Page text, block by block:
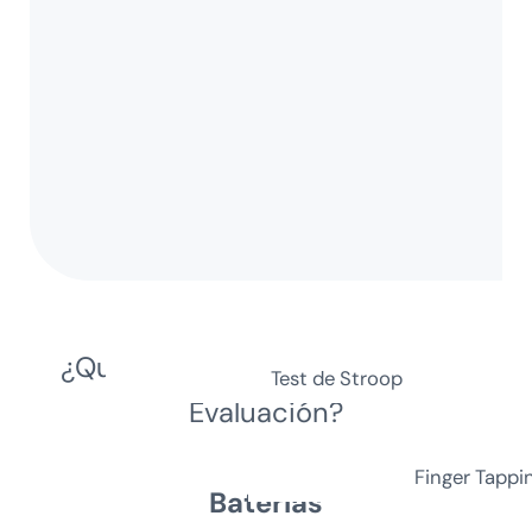
Test de Stroop
Finger
¿Qué encontrarás en NeuronUP
Evaluación?
Baterías